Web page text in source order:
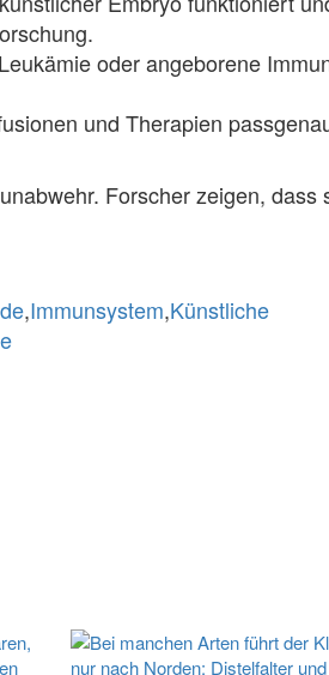
oder angeborene
und Therapien
Forscher zeigen, dass
,Immunsystem,Künstliche